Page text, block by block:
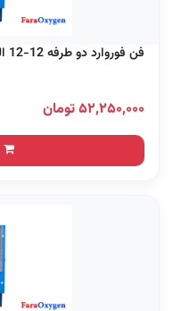
فن فوروارد دو طرفه 12-12 الساموتور
۵۲,۲۵۰,۰۰۰ تومان